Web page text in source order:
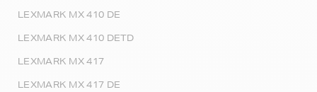
LEXMARK MX 410 DE
LEXMARK MX 410 DETD
LEXMARK MX 417
LEXMARK MX 417 DE